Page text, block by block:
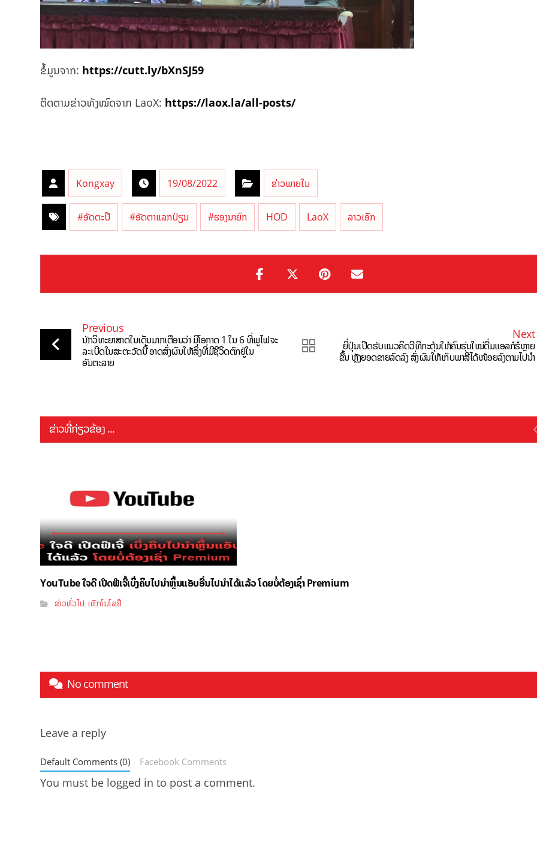
ຂໍ້ມູນຈາກ: https://cutt.ly/bXnSJ59
ຕິດຕາມຂ່າວທັງໝົດຈາກ LaoX: https://laox.la/all-posts/
Kongxay 19/08/2022 ຂ່າວພາຍໃນ
#ອັດຕະປື #ອັດຕາແລກປ່ຽນ #ຮອງນາຍົກ HOD LaoX ລາວເອັກ
Previous
ນັກວິທະຍາສາດໃນເດັນມາກເຕືອນວ່າ ມີໂອກາດ 1 ໃນ 6 ທີ່ພູໄຟຈະ
ລະເບີດໃນສະຕະວັດນີ້ ອາດສົ່ງຜົນໃຫ້ສິ່ງທີ່ມີຊີວິດຕົກຢູ່ໃນ
ອັນຕະລາຍ
Next
ຍີ່ປຸ່ນເປີດຮັບແນວຄິດວີທີກະຕຸ້ນໃຫ້ຄົນຮຸ່ນໃໝ່ດື່ມແອລກໍຮໍຫຼາຍ
ຂຶ້ນ ຫຼັງຍອດຂາຍລົດລົງ ສົ່ງຜົນໃຫ້ເກັບພາສີໄດ້ໜ້ອຍລົງຕາມໄປນໍາ
ຂ່າວທີ່ກ່ຽວຂ້ອງ ...
YouTube ໃຈດີ ເປີດຟີເຈີ້ເບິ່ງຄິບໄປນຳຫຼິ້ນແອັບອື່ນໄປນຳໄດ້ແລ້ວ ໂດຍບໍ່ຕ້ອງເຊົ່າ Premium
ຂ່າວທົ່ວໄປ,ເທັກໂນໂລຢີ
No comment
Leave a reply
Default Comments (0) Facebook Comments
You must be logged in to post a comment.